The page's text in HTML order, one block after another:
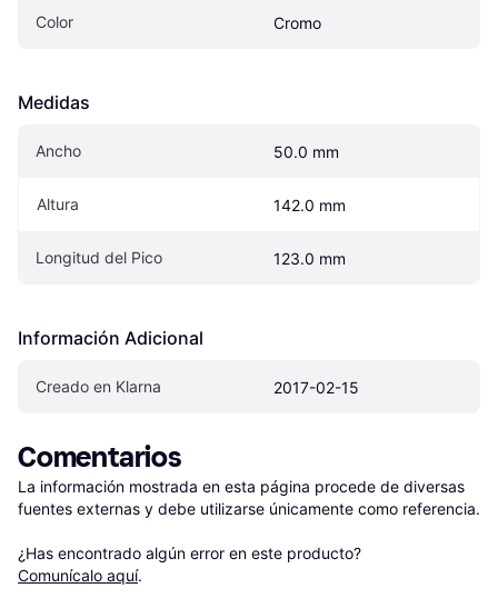
Color Cromo
Medidas
Ancho 50.0 mm
Altura 142.0 mm
Longitud del Pico 123.0 mm
Información Adicional
Creado en Klarna 2017-02-15
Comentarios
La información mostrada en esta página procede de diversas
fuentes externas y debe utilizarse únicamente como referencia.
¿Has encontrado algún error en este producto?
Comunícalo aquí.